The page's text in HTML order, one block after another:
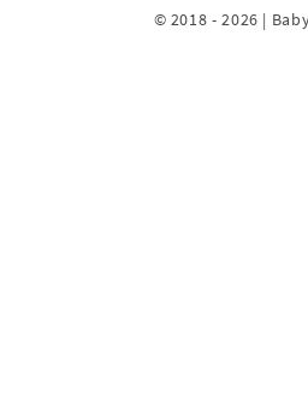
© 2018 - 2026 |